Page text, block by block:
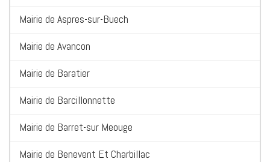
Mairie de Aspres-sur-Buech
Mairie de Avancon
Mairie de Baratier
Mairie de Barcillonnette
Mairie de Barret-sur Meouge
Mairie de Benevent Et Charbillac